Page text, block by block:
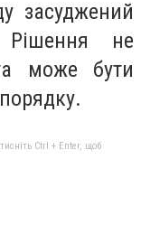
засуджений
Рішення не
може бути
Ctrl + Enter, щоб